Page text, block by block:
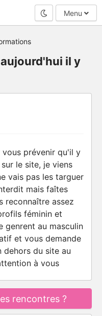
Mode nuit
Menu
il y
prévenir qu'il y
le site, je viens
vais pas les targuer
mais faîtes
reconnaître assez
féminin et
genrent au masculin
et vous demande
dehors du site au
à vous
rencontres ?